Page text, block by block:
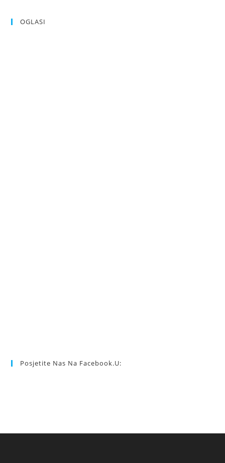
OGLASI
Posjetite Nas Na Facebook.u: